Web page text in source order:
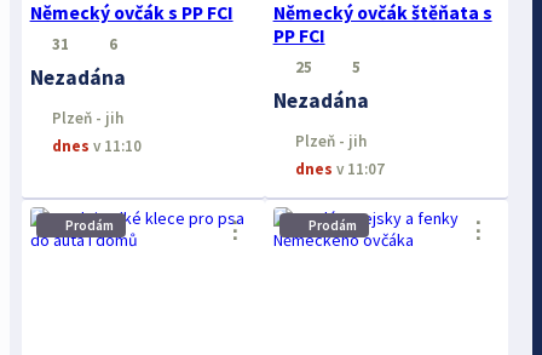
Německý ovčák s PP FCI
31 6
Nezadána
Plzeň - jih
dnes v 11:10
Německý ovčák štěňata s
PP FCI
25 5
Nezadána
Plzeň - jih
dnes v 11:07
Prodám ⋮ Prodám ⋮